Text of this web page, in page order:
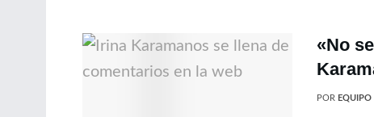
«No
POR EQUIPO